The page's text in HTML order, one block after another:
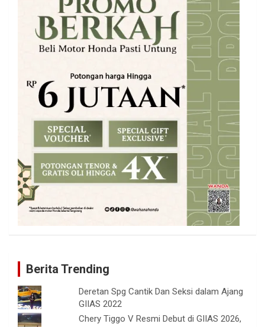
Berita Trending
Deretan Spg Cantik Dan Seksi dalam Ajang
GIIAS 2022
Chery Tiggo V Resmi Debut di GIIAS 2026,